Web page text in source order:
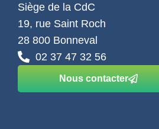
Siège de la CdC
19, rue Saint Roch
28 800 Bonneval
02 37 47 32 56
Nous contacter